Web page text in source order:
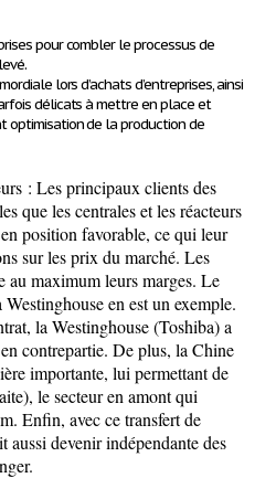
pour combler le processus de
lors d’achats d’entreprises, ainsi
délicats à mettre en place et
optimisation de la production de
: Les principaux clients des
que les centrales et les réacteurs
position favorable, ce qui leur
sur les prix du marché. Les
au maximum leurs marges. Le
en est un exemple.
la Westinghouse (Toshiba) a
contrepartie. De plus, la Chine
importante, lui permettant de
le secteur en amont qui
Enfin, avec ce transfert de
devenir indépendante des